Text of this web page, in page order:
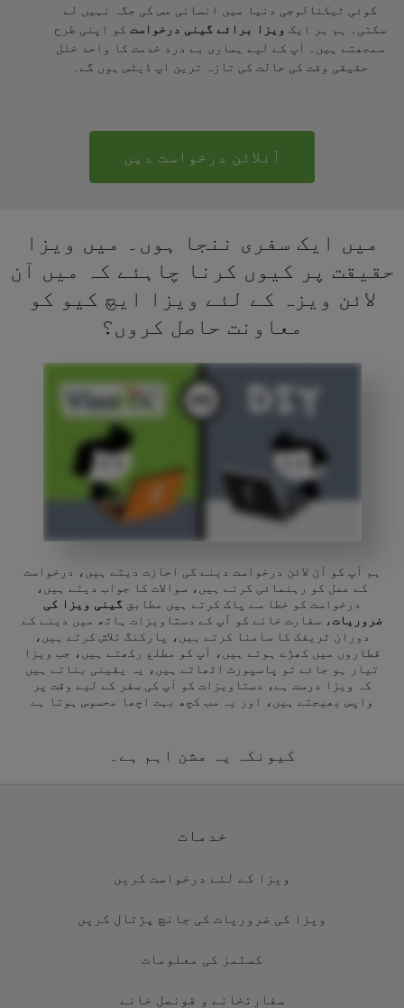
کوئی ٹیکنالوجی دنیا میں انسانی مس کی جگہ نہیں لے
سکتی۔ ہم ہر ایک ویزا برائے گینی درخواست کو اپنی طرح
سمجھتے ہیں۔ آپ کے لیے ہماری بے درد خدمت کا واحد خلل
حقیقی وقت کی حالت کی تازہ ترین اپ ڈیٹس ہوں گے۔
آنلائن درخواست دیں
میں ایک سفری ننجا ہوں۔ میں ویزا
حقیقت پر کیوں کرنا چاہئے کہ میں آن
لائن ویزہ کے لئے ویزا ایچ کیو کو
معاونت حاصل کروں؟
ہم آپ کو آن لائن درخواست دینے کی اجازت دیتے ہیں، درخواست
کے عمل کو رہنمائی کرتے ہیں، سوالات کا جواب دیتے ہیں،
درخواست کو خطا سے پاک کرتے ہیں مطابق گینی ویزا کی
ضروریات، سفارت خانے کو آپ کے دستاویزات ہاتھ میں دینے کے
دوران ٹریفک کا سامنا کرتے ہیں، پارکنگ تلاش کرتے ہیں،
قطاروں میں کھڑے ہوتے ہیں، آپ کو مطلع رکھتے ہیں، جب ویزا
تیار ہو جائے تو پاسپورٹ اٹھاتے ہیں، یہ یقینی بناتے ہیں
کہ ویزا درست ہے، دستاویزات کو آپ کی سفر کے لیے وقت پر
واپس بھیجتے ہیں، اور یہ سب کچھ بہت اچھا محسوس ہوتا ہے
کیونکہ یہ مشن اہم ہے۔
خدمات
ویزا کے لئے درخواست کریں
ویزا کی ضروریات کی جانچ پڑتال کریں
کسٹمز کی معلومات
سفارتخانے و قونصل خانے